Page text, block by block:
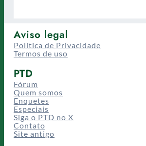
Aviso legal
Política de Privacidade
Termos de uso
PTD
Fórum
Quem somos
Enquetes
Especiais
Siga o PTD no X
Contato
Site antigo